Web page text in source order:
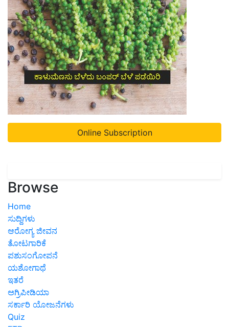
Online Subscription
Browse
Home
ಸುದ್ದಿಗಳು
ಆರೋಗ್ಯ ಜೀವನ
ತೋಟಗಾರಿಕೆ
ಪಶುಸಂಗೋಪನೆ
ಯಶೋಗಾಥೆ
ಇತರೆ
ಅಗ್ರಿಪೀಡಿಯಾ
ಸರ್ಕಾರಿ ಯೋಜನೆಗಳು
Quiz